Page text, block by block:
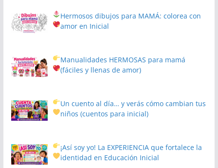
Hermosos dibujos para MAMÁ: colorea con
amor en Inicial
Manualidades HERMOSAS para mamá
(fáciles y llenas de amor)
Un cuento al día… y verás cómo cambian tus
niños(cuentos para inicial)
¡Así soy yo! La EXPERIENCIA que fortalece la
identidad en Educación Inicial